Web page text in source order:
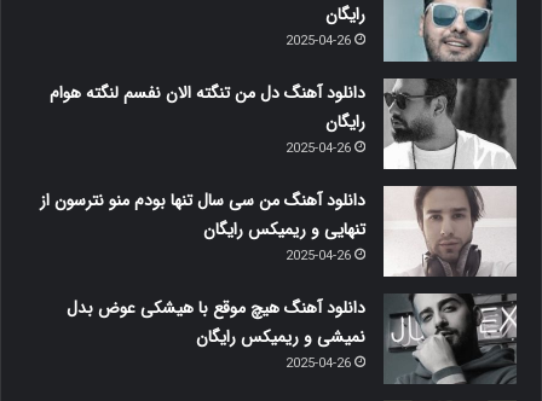
رایگان
2025-04-26
دانلود آهنگ دل من تنگته الان نفسم لنگته هوام
رایگان
2025-04-26
دانلود آهنگ من سی سال تنها بودم منو نترسون از
تنهایی و ریمیکس رایگان
2025-04-26
دانلود آهنگ هیچ موقع با هیشکی عوض بدل
نمیشی و ریمیکس رایگان
2025-04-26